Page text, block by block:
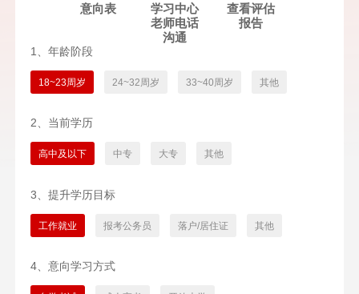
意向表
学习中心
老师电话
沟通
查看评估
报告
1、年龄阶段
18~23周岁 24~32周岁 33~40周岁 其他
2、当前学历
高中及以下 中专 大专 其他
3、提升学历目标
工作就业 报考公务员 落户/居住证 其他
4、意向学习方式